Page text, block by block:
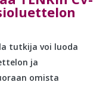
tutkija voi luoda
ja
omista